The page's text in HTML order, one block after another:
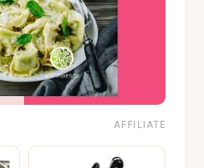
AFFILIATE